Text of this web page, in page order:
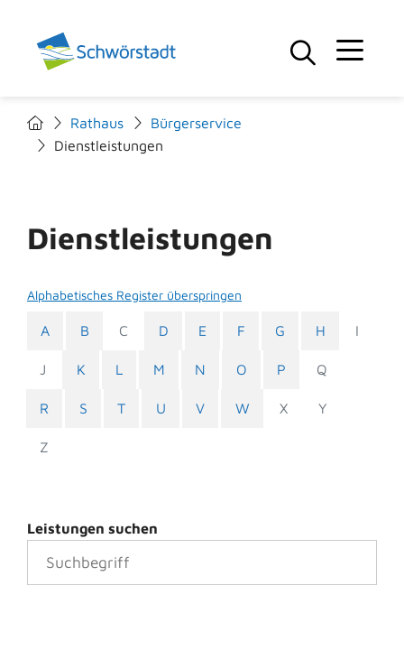
Rathaus
Bürgerservice
Dienstleistungen
Dienstleistungen
Alphabetisches Register überspringen
A B C D E F G H I
J K L M N O P Q
R S T U V W X Y
Z
Leistungen suchen